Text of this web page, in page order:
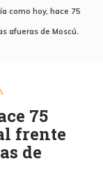
como hoy, hace 75
afueras de Moscú.
75
frente
de